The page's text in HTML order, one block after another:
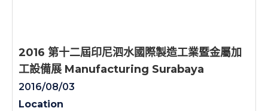
2016 第十二屆印尼泗水國際製造工業暨金屬加
工設備展 Manufacturing Surabaya
2016/08/03
Location